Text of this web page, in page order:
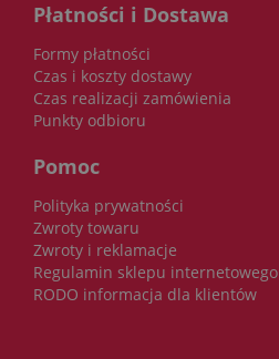
Płatności i Dostawa
Formy płatności
Czas i koszty dostawy
Czas realizacji zamówienia
Punkty odbioru
Pomoc
Polityka prywatności
Zwroty towaru
Zwroty i reklamacje
Regulamin sklepu internetowego
RODO informacja dla klientów